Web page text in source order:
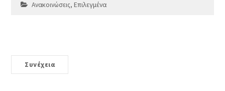
Ανακοινώσεις,Επιλεγμένα
Συνέχεια